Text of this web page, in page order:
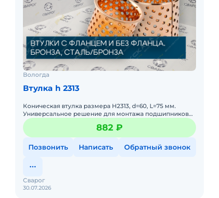
Вологда
Втулка h 2313
Коническая втулка размера H2313, d=60, L=75 мм.
Универсальное решение для монтажа подшипников
на вал с конической посадкой. Простой и быстрый
монтаж.
882 ₽
Позвонить Написать Обратный звонок
30.07.2026
Сварог